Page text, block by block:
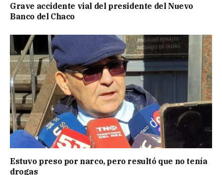
Grave accidente vial del presidente del Nuevo
Banco del Chaco
Estuvo preso por narco, pero resultó que no tenía
drogas